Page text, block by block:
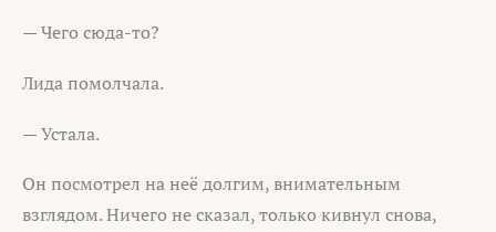
— Чего сюда-то?
Лида помолчала.
— Устала.
Он посмотрел на неё долгим, внимательным
взглядом. Ничего не сказал, только кивнул снова,